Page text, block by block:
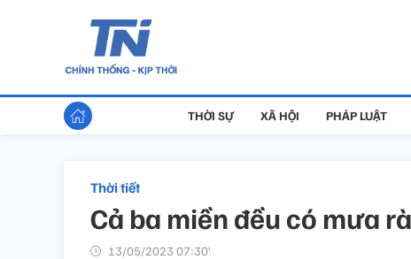
THỜI SỰ XÃ HỘI PHÁP LUẬT
Thời tiết
Cả ba miền đều có mưa
13/05/2023 07:30’